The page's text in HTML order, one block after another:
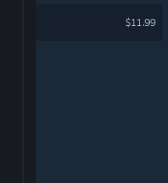
$11.99